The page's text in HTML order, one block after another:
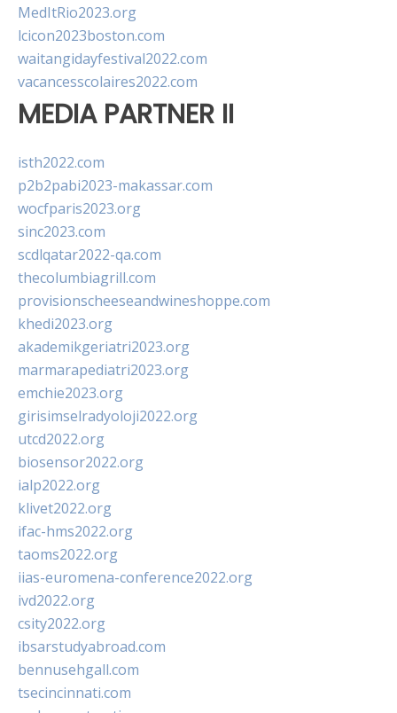
MedItRio2023.org
lcicon2023boston.com
waitangidayfestival2022.com
vacancesscolaires2022.com
MEDIA PARTNER II
isth2022.com
p2b2pabi2023-makassar.com
wocfparis2023.org
sinc2023.com
scdlqatar2022-qa.com
thecolumbiagrill.com
provisionscheeseandwineshoppe.com
khedi2023.org
akademikgeriatri2023.org
marmarapediatri2023.org
emchie2023.org
girisimselradyoloji2022.org
utcd2022.org
biosensor2022.org
ialp2022.org
klivet2022.org
ifac-hms2022.org
taoms2022.org
iias-euromena-conference2022.org
ivd2022.org
csity2022.org
ibsarstudyabroad.com
bennusehgall.com
tsecincinnati.com